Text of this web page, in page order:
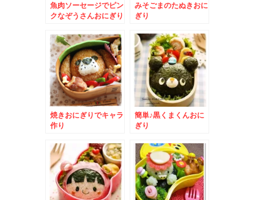
魚肉ソーセージでピン
クなぞうさんおにぎり
みそごまのたぬきおに
ぎり
焼きおにぎりでキャラ
作り
簡単♪黒くまくんおに
ぎり